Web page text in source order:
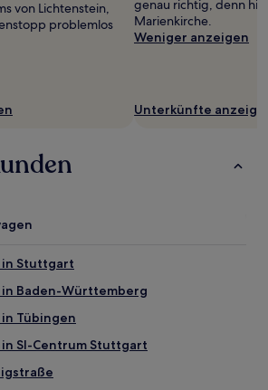
von Lichtenstein,
problemlos
genau richtig, denn
Marienkirche.
Weniger anzeigen
Unterkünfte
Stuttgart
Baden-Württemberg
Tübingen
SI-Centrum Stuttgart